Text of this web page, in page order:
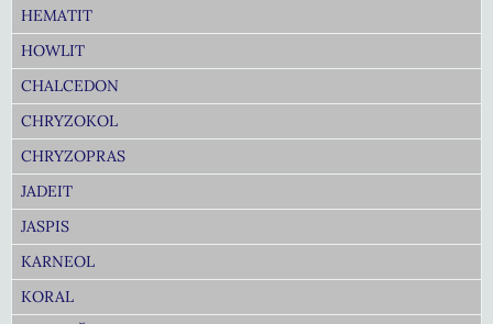
HEMATIT
HOWLIT
CHALCEDON
CHRYZOKOL
CHRYZOPRAS
JADEIT
JASPIS
KARNEOL
KORAL